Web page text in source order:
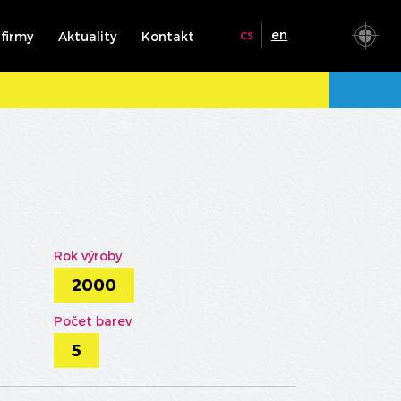
Aktuality Kontakt cs en
Rok výroby
2000
Počet barev
5